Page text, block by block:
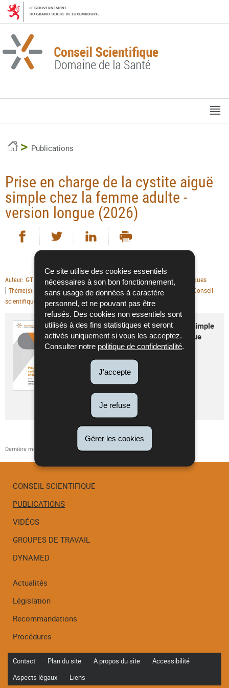
Ce site utilise des cookies essentiels
nécessaires à son bon fonctionnement,
sans usage de données à caractère
personnel, et ne pouvant pas être
refusés. Des cookies non essentiels sont
utilisés à des fins statistiques et seront
activés uniquement si vous les acceptez.
Consulter notre politique de confidentialité.
J'accepte
Je refuse
Gérer les cookies
Aller
la
navigation
Aller
contenu
AccueilPublications
Prise en charge de la cystite aiguë
simple chez la femme adulte -
version longue (2026)
Partager sur Facebook - nouvelle fenêtre
Partager sur Twitter- nouvelle fenêtre
Partager sur LinkedIn
Imprimer
Auteur GT Antibiothérapie Type de publication Publications scientifiques
Thème(s) Antibiotherapies Date de parution 10/06/2026
Conseil
scientifique
Prise en charge de la cystite aiguë simple
chez la femme adulte - version longue
(2026)
Langue :
Pdf - 737 Ko - 18 page(s)
Télécharger
Dernière mise à jour 15/06/2026
Menu
de
navigation
CONSEIL SCIENTIFIQUE
PUBLICATIONS
VIDÉOS
GROUPES DE TRAVAIL
DYNAMED
Actualités
Législation
Recommandations
Procédures
Contact Plan du site A propos du site
Accessibilité
Aspects légaux
Liens